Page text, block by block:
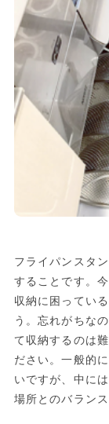
フライパンスタ
することです。
収納に困ってい
う。忘れがちな
て収納するのは
ださい。一般的
いですが、中に
場所とのバラン